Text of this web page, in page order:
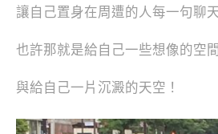
讓自己置身在周遭的人每一句聊
也許那就是給自己一些想像的空間
與給自己一片沉澱的天空！